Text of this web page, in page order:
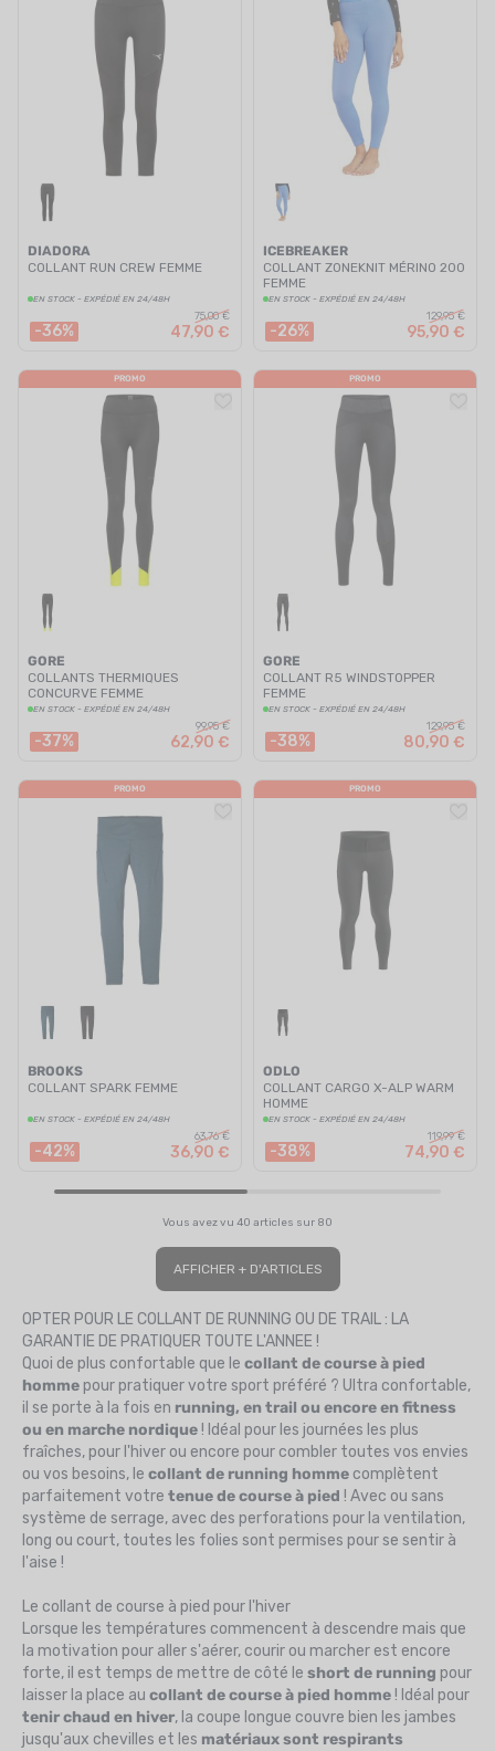
DIADORA
COLLANT RUN CREW FEMME
EN STOCK - EXPÉDIÉ EN 24/48H
-36%
75,00 €
47,90 €
ICEBREAKER
COLLANT ZONEKNIT MÉRINO 200
FEMME
EN STOCK - EXPÉDIÉ EN 24/48H
-26%
129,95 €
95,90 €
PROMO
GORE
COLLANTS THERMIQUES
CONCURVE FEMME
EN STOCK - EXPÉDIÉ EN 24/48H
-37%
99,95 €
62,90 €
PROMO
GORE
COLLANT R5 WINDSTOPPER
FEMME
EN STOCK - EXPÉDIÉ EN 24/48H
-38%
129,95 €
80,90 €
PROMO
BROOKS
COLLANT SPARK FEMME
EN STOCK - EXPÉDIÉ EN 24/48H
-42%
63,76 €
36,90 €
PROMO
ODLO
COLLANT CARGO X-ALP WARM
HOMME
EN STOCK - EXPÉDIÉ EN 24/48H
-38%
119,99 €
74,90 €
Vous avez vu 40 articles sur 80
AFFICHER + D'ARTICLES
OPTER POUR LE COLLANT DE RUNNING OU DE TRAIL : LA
GARANTIE DE PRATIQUER TOUTE L'ANNEE !
Quoi de plus confortable que le collant de course à pied
homme pour pratiquer votre sport préféré ? Ultra confortable,
il se porte à la fois en running, en trail ou encore en fitness
ou en marche nordique ! Idéal pour les journées les plus
fraîches, pour l'hiver ou encore pour combler toutes vos envies
ou vos besoins, le collant de running homme complètent
parfaitement votre tenue de course à pied ! Avec ou sans
système de serrage, avec des perforations pour la ventilation,
long ou court, toutes les folies sont permises pour se sentir à
l'aise !
Le collant de course à pied pour l'hiver
Lorsque les températures commencent à descendre mais que
la motivation pour aller s'aérer, courir ou marcher est encore
forte, il est temps de mettre de côté le short de running pour
laisser la place au collant de course à pied homme ! Idéal pour
tenir chaud en hiver, la coupe longue couvre bien les jambes
jusqu'aux chevilles et les matériaux sont respirants